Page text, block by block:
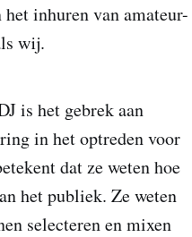
inhuren van amateur-
wij.
is het gebrek aan
in het optreden voor
dat ze weten hoe
het publiek. Ze weten
selecteren en mixen